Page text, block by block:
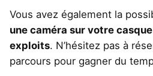
Vous avez également la
une caméra sur votre
exploits. N’hésitez pas à
parcours pour gagner du